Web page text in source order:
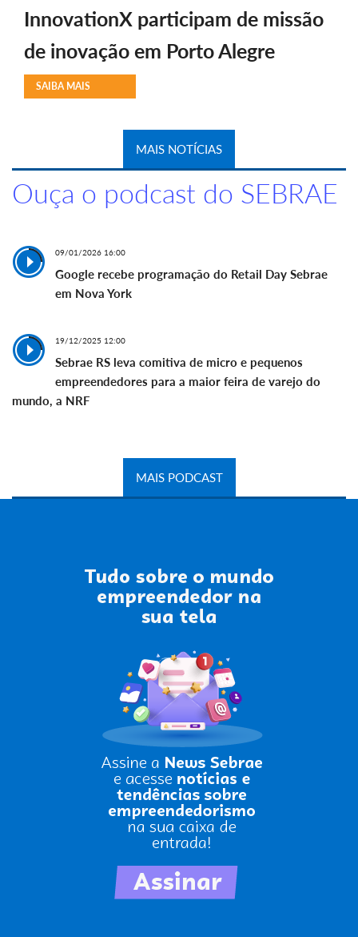
InnovationX participam de missão
de inovação em Porto Alegre
SAIBA MAIS
MAIS NOTÍCIAS
Ouça o podcast do SEBRAE
09/01/2026 16:00
Google recebe programação do Retail Day Sebrae
em Nova York
19/12/2025 12:00
Sebrae RS leva comitiva de micro e pequenos
empreendedores para a maior feira de varejo do
mundo, a NRF
MAIS PODCAST